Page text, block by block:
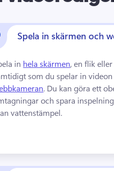
Spela in skärmen och
in hela skärmen, en flik
som du spelar in
. Du kan göra ett
och spara
vattenstämpel.